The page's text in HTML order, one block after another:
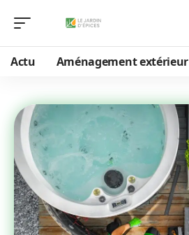
Actu Aménagement extérieur